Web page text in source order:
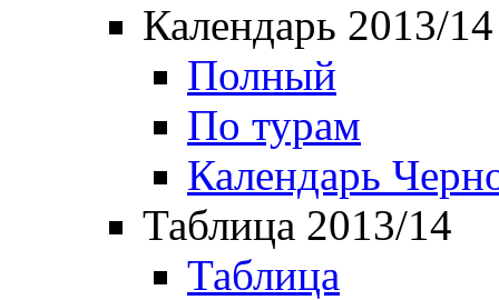
Календарь 2013/14
Полный
По турам
Календарь
Таблица 2013/14
Таблица